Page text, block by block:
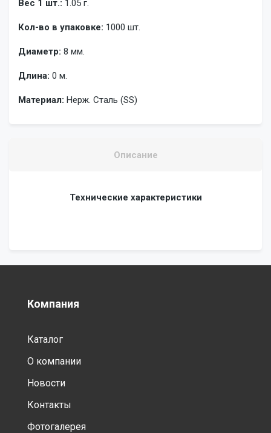
Вес 1 шт.: 1.05 г.
Кол-во в упаковке: 1000 шт.
Диаметр: 8 мм.
Длина: 0 м.
Материал: Нерж. Сталь (SS)
Описание
Технические характеристики
Компания
Каталог
О компании
Новости
Контакты
Фотогалерея